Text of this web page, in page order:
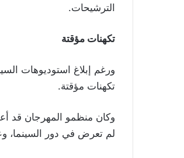
الترشيحات.
تكهنات مؤقتة
ورغم إبلاغ استوديوهات
تكهنات مؤقتة.
وكان منظمو المهرجان قد
لم تعرض في دور